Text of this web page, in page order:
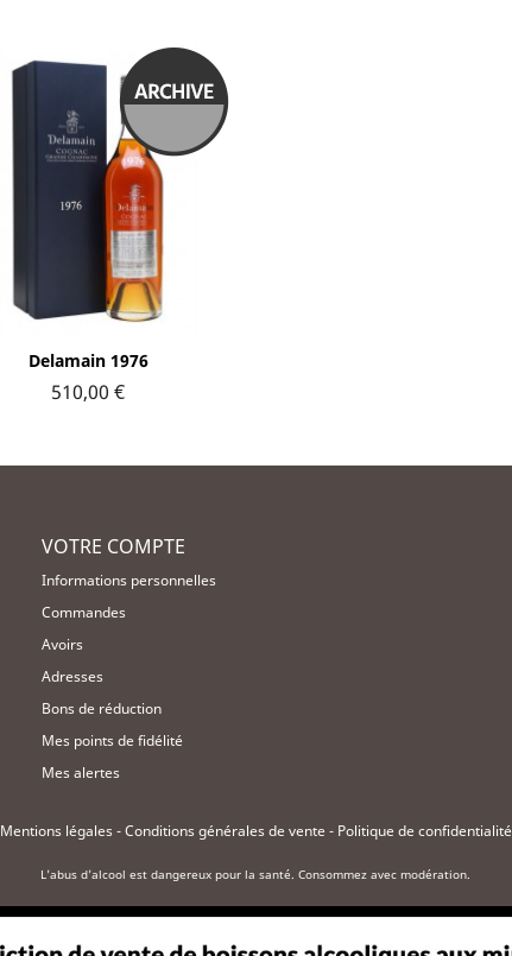
Delamain 1976
510,00 €
Aperçu rapide
VOTRE COMPTE
Informations personnelles
Commandes
Avoirs
Adresses
Bons de réduction
Mes points de fidélité
Mes alertes
Mentions légales-Conditions générales de vente - Politique de confidentialité
L'abus d'alcool est dangereux pour la santé. Consommez avec modération.